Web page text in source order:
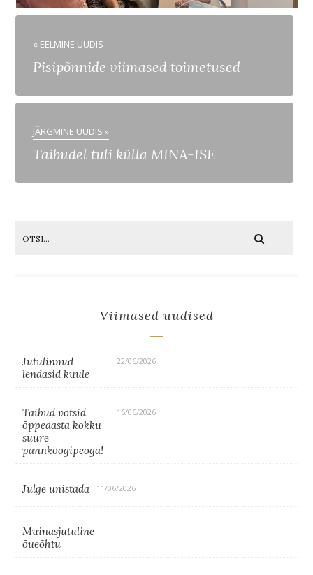
« EELMINE UUDIS
Pisipõnnide viimased toimetused
JÄRGMINE UUDIS »
Taibudel tuli külla MINA-ISE
Viimased uudised
Jutulinnud
lendasid kuule
22/06/2026
Taibud võtsid
õppeaasta kokku
suure
pannkoogipeoga!
16/06/2026
Julge unistada 11/06/2026
Muinasjutuline
õueõhtu